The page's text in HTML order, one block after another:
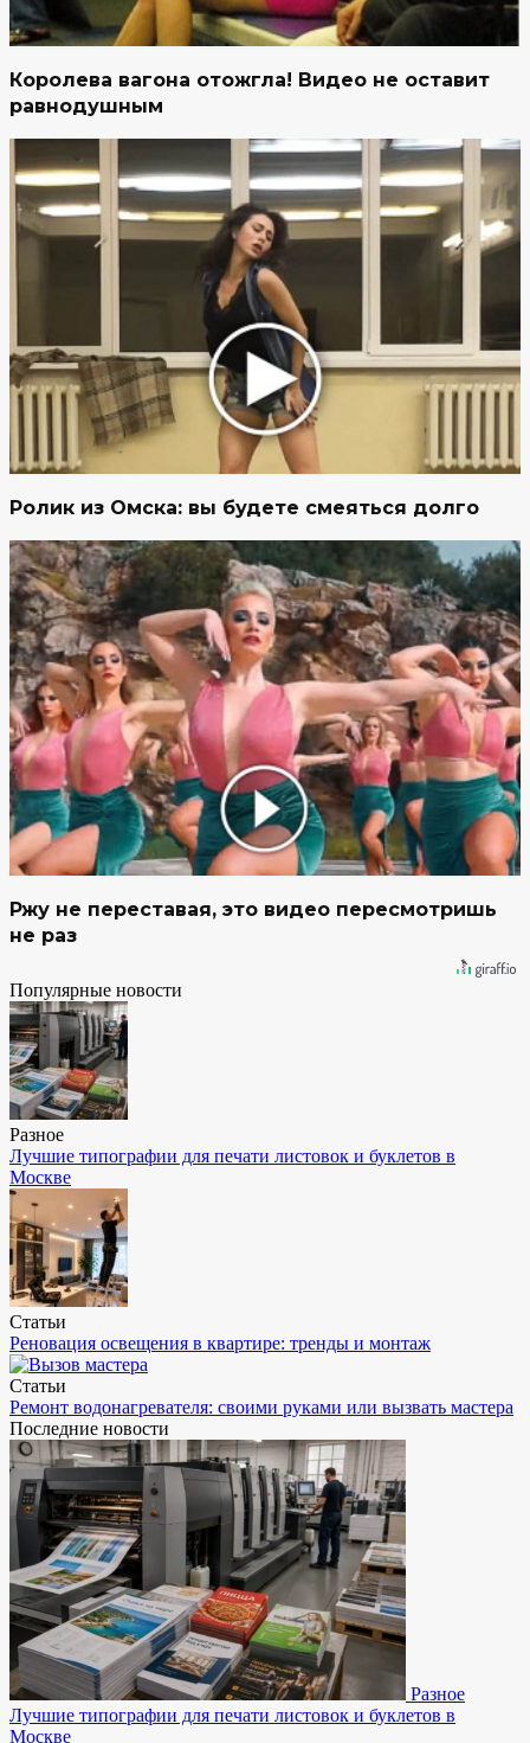
Королева вагона отожгла! Видео не оставит
равнодушным
Ролик из Омска: вы будете смеяться долго
Ржу не переставая, это видео пересмотришь
не раз
Популярные новости
Разное
Лучшие типографии для печати листовок и буклетов в
Москве
Статьи
Реновация освещения в квартире: тренды и монтаж
Статьи
Ремонт водонагревателя: своими руками или вызвать мастера
Последние новости
Разное
Лучшие типографии для печати листовок и буклетов в
Москве